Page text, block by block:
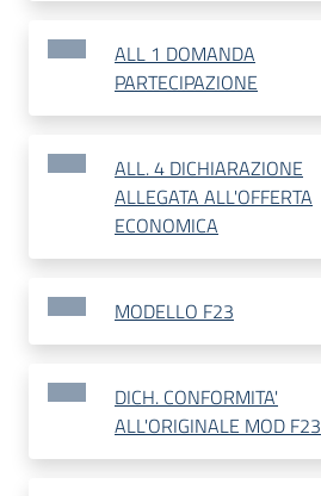
ALL 1 DOMANDA
PARTECIPAZIONE
ALL. 4 DICHIARAZIONE
ALLEGATA ALL'OFFERTA
ECONOMICA
MODELLO F23
DICH. CONFORMITA'
ALL'ORIGINALE MOD F23